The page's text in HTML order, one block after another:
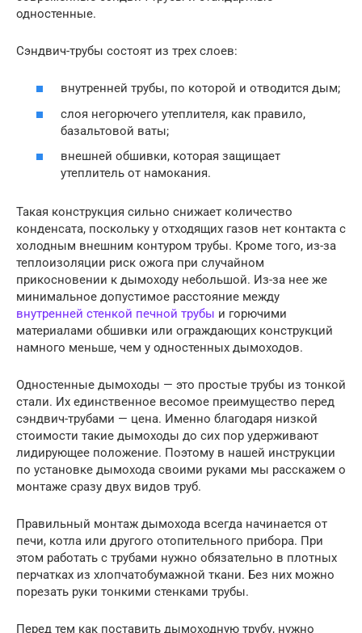
одностенные.
Сэндвич-трубы состоят из трех слоев:
внутренней трубы, по которой и отводится дым;
слоя негорючего утеплителя, как правило,
базальтовой ваты;
внешней обшивки, которая защищает
утеплитель от намокания.
Такая конструкция сильно снижает количество
конденсата, поскольку у отходящих газов нет контакта с
холодным внешним контуром трубы. Кроме того, из-за
теплоизоляции риск ожога при случайном
прикосновении к дымоходу небольшой. Из-за нее же
минимальное допустимое расстояние между
внутренней стенкой печной трубы и горючими
материалами обшивки или ограждающих конструкций
намного меньше, чем у одностенных дымоходов.
Одностенные дымоходы — это простые трубы из тонкой
стали. Их единственное весомое преимущество перед
сэндвич-трубами — цена. Именно благодаря низкой
стоимости такие дымоходы до сих пор удерживают
лидирующее положение. Поэтому в нашей инструкции
по установке дымохода своими руками мы расскажем о
монтаже сразу двух видов труб.
Правильный монтаж дымохода всегда начинается от
печи, котла или другого отопительного прибора. При
этом работать с трубами нужно обязательно в плотных
перчатках из хлопчатобумажной ткани. Без них можно
порезать руки тонкими стенками трубы.
Перед тем как поставить дымоходную трубу, нужно